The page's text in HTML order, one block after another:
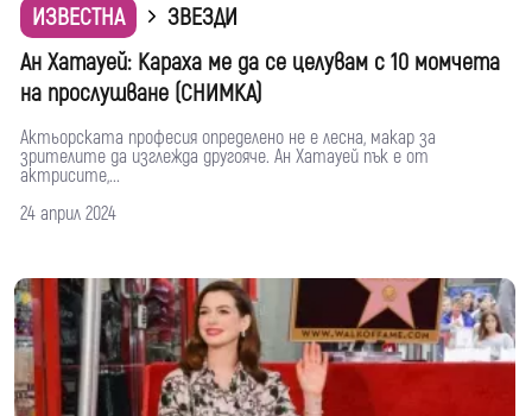
ИЗВЕСТНА
ЗВЕЗДИ
Ан Хатауей: Караха ме да се целувам с 10 момчета
на прослушване (СНИМКА)
Актьорската професия определено не е лесна, макар за
зрителите да изглежда другояче. Ан Хатауей пък е от
актрисите,...
24 април 2024